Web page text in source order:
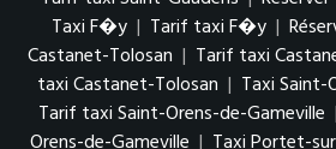
Taxi F�y | Tarif taxi F�y |
Castanet-Tolosan | Tarif taxi
taxi Castanet-Tolosan | Taxi Saint-
Tarif taxi Saint-Orens-de-Gameville |
Orens-de-Gameville | Taxi Portet-